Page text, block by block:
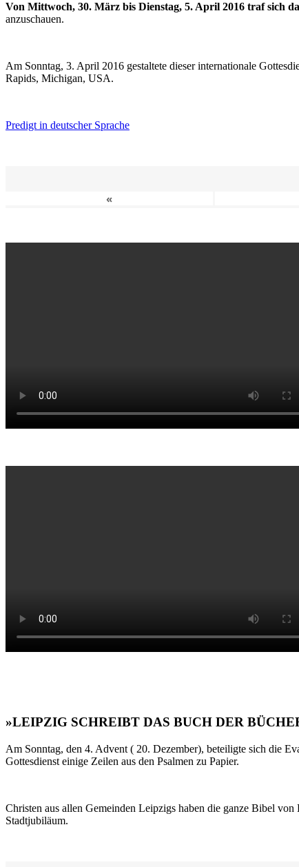
Von Mittwoch, 30. März bis Dienstag, 5. April 2016 traf sich
anzuschauen.
Am Sonntag, 3. April 2016 gestaltete dieser internationale
Rapids, Michigan, USA.
Predigt in deutscher Sprache
«
»LEIPZIG SCHREIBT DAS BUCH DER
Am Sonntag, den 4. Advent ( 20. Dezember), beteiligte sich die
Gottesdienst einige Zeilen aus den Psalmen zu Papier.
Christen aus allen Gemeinden Leipzigs haben die ganze Bibel
Stadtjubiläum.